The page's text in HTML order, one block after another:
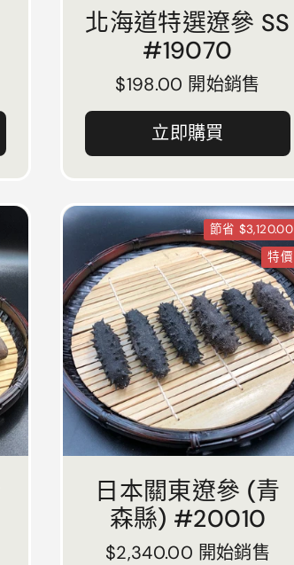
北海道特選遼參 SS
#19070
正常價格
$198.00 開始銷售
立即購買
日本關東遼參 (青
森縣) #20010
正常價格
$2,340.00 開始銷售
節省 $3,120.00
特價